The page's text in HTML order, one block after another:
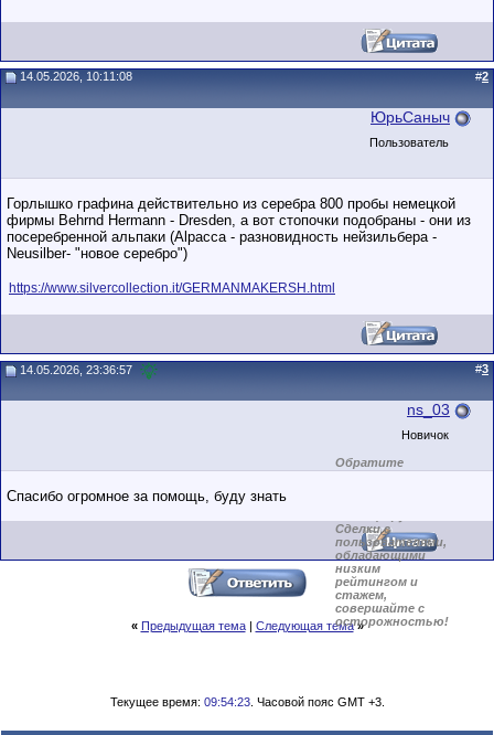
14.05.2026, 10:11:08 #2
ЮрьСаныч
Пользователь
Горлышко графина действительно из серебра 800 пробы немецкой
фирмы Behrnd Hermann - Dresden, а вот стопочки подобраны - они из
посеребренной альпаки (Alpacca - разновидность нейзильбера -
Neusilber- "новое серебро")
https://www.silvercollection.it/GERMANMAKERSH.html
14.05.2026, 23:36:57 #3
ns_03
Новичок
Обратите
внимание на
Сделки с
пользователями,
обладающими
низким
рейтингом и
стажем,
совершайте с
осторожностью!
Спасибо огромное за помощь, буду знать
« Предыдущая тема| Следующая тема »
Текущее время: 09:54:23. Часовой пояс GMT +3.